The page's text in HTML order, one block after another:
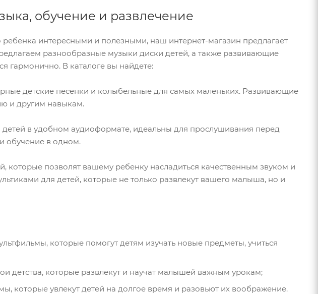
обучение и развлечение
ребенка интересными и полезными, наш интернет-магазин предлагает
разнообразные музыки диски детей, а также развивающие
гармонично. В каталоге вы найдете:
детские песенки и колыбельные для самых маленьких. Развивающие
и другим навыкам.
в удобном аудиоформате, идеальны для прослушивания перед
обучение в одном.
которые позволят вашему ребенку насладиться качественным звуком и
для детей, которые не только развлекут вашего малыша, но и
которые помогут детям изучать новые предметы, учиться
детства, которые развлекут и научат малышей важным урокам;
которые увлекут детей на долгое время и разовьют их воображение.